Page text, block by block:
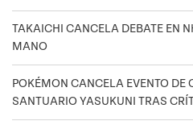
TAKAICHI CANCELA DEBATE EN
MANO
POKÉMON CANCELA EVENTO DE
SANTUARIO YASUKUNI TRAS